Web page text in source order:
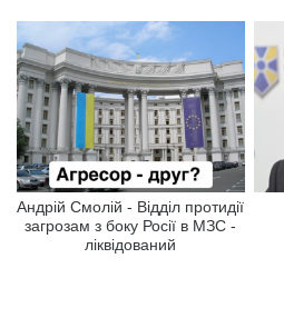
Андрій Смолій - Відділ протидії
загрозам з боку Росії в МЗС -
ліквідований